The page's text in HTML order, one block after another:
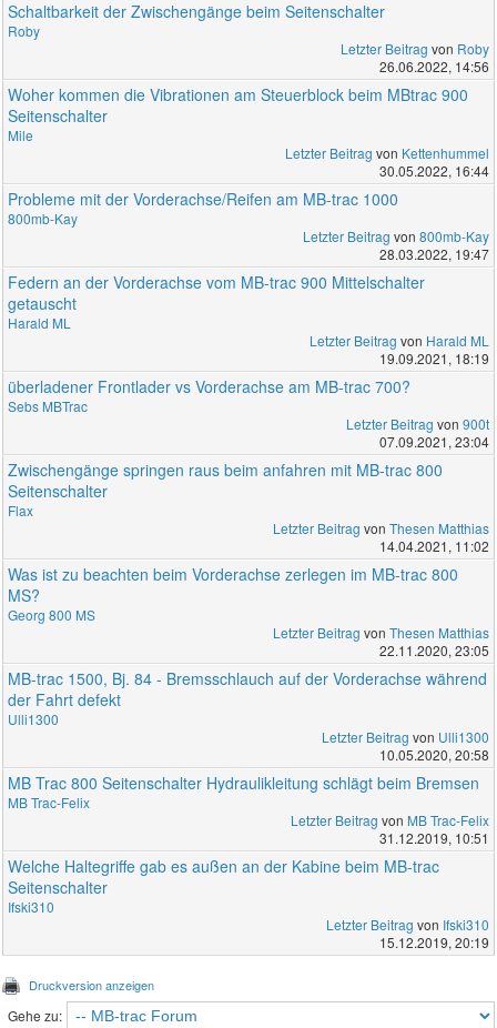
Schaltbarkeit der Zwischengänge beim Seitenschalter
Roby
Letzter Beitrag von Roby
26.06.2022, 14:56
Woher kommen die Vibrationen am Steuerblock beim MBtrac 900
Seitenschalter
Mile
Letzter Beitrag von Kettenhummel
30.05.2022, 16:44
Probleme mit der Vorderachse/Reifen am MB-trac 1000
800mb-Kay
Letzter Beitrag von 800mb-Kay
28.03.2022, 19:47
Federn an der Vorderachse vom MB-trac 900 Mittelschalter
getauscht
Harald ML
Letzter Beitrag von Harald ML
19.09.2021, 18:19
überladener Frontlader vs Vorderachse am MB-trac 700?
Sebs MBTrac
Letzter Beitrag von 900t
07.09.2021, 23:04
Zwischengänge springen raus beim anfahren mit MB-trac 800
Seitenschalter
Flax
Letzter Beitrag von Thesen Matthias
14.04.2021, 11:02
Was ist zu beachten beim Vorderachse zerlegen im MB-trac 800
MS?
Georg 800 MS
Letzter Beitrag von Thesen Matthias
22.11.2020, 23:05
MB-trac 1500, Bj. 84 - Bremsschlauch auf der Vorderachse während
der Fahrt defekt
Ulli1300
Letzter Beitrag von Ulli1300
10.05.2020, 20:58
MB Trac 800 Seitenschalter Hydraulikleitung schlägt beim Bremsen
MB Trac-Felix
Letzter Beitrag von MB Trac-Felix
31.12.2019, 10:51
Welche Haltegriffe gab es außen an der Kabine beim MB-trac
Seitenschalter
Ifski310
Letzter Beitrag von Ifski310
15.12.2019, 20:19
Druckversion anzeigen
Gehe zu: